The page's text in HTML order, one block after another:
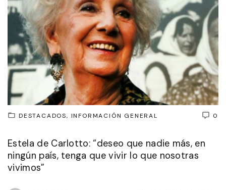
0
DESTACADOS INFORMACIÓN GENERAL
Estela de Carlotto: “deseo que nadie más, en
ningún país, tenga que vivir lo que nosotras
vivimos”